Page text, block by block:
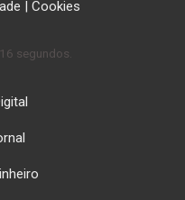
| Cookies
segundos.